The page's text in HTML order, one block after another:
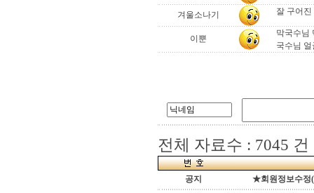
겨울소나기 잘 구어
이뿐
막국수님
국수님
전체 자료수 : 7045 건
공지
★회원정보수정